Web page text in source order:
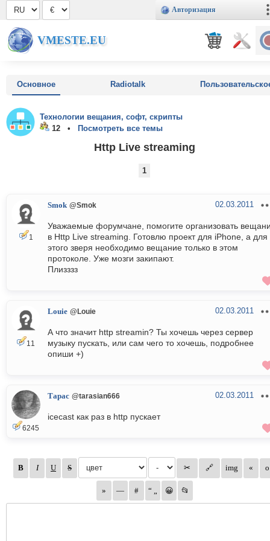
Авторизация
VMESTE.EU
Основное Radiotalk
Технологии вещания, софт, скрипты
12 •
Посмотреть все темы
Http Live streaming
1
1
Smok @Smok 02.03.2011
Уважаемые форумчане, помогите организовать
в Http Live streaming. Готовлю проект для iPhone, а для
этого зверя необходимо вещание только в этом
протоколе. Уже мозги закипают.
Плизззз
11
Louie @Louie 02.03.2011
А что значит http streamin? Ты хочешь через сервер
музыку пускать, или сам чего то хочешь, подробнее
опиши +)
6245
Тарас @tarasian666 02.03.2011
icecast как раз в http пускает